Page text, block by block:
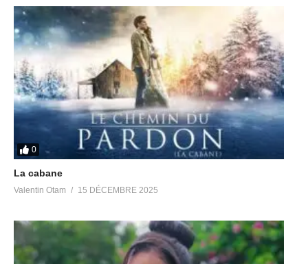
0
La cabane
Valentin Otam 15 DÉCEMBRE 2025